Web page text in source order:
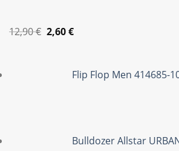
12,90€ Original
12,90 €.
2,60€Η
είναι:
Flip Flop Men 414685-
Bulldozer Allstar